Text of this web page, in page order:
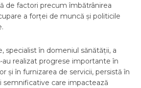
de factori precum îmbătrânirea
a forței de muncă și politicile
specialist în domeniul sănătății, a
au realizat progrese importante în
și în furnizarea de servicii, persistă în
semnificative care impactează